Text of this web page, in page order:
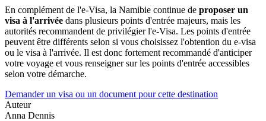
En complément de l'e-Visa, la Namibie continue de proposer un
visa à l'arrivée dans plusieurs points d'entrée majeurs, mais les
autorités recommandent de privilégier l'e-Visa. Les points d'entrée
peuvent être différents selon si vous choisissez l'obtention du e-visa
ou le visa à l'arrivée. Il est donc fortement recommandé d'anticiper
votre voyage et vous renseigner sur les points d'entrée accessibles
selon votre démarche.
Demander un visa ou un document pour cette destination
Auteur
Anna Dennis